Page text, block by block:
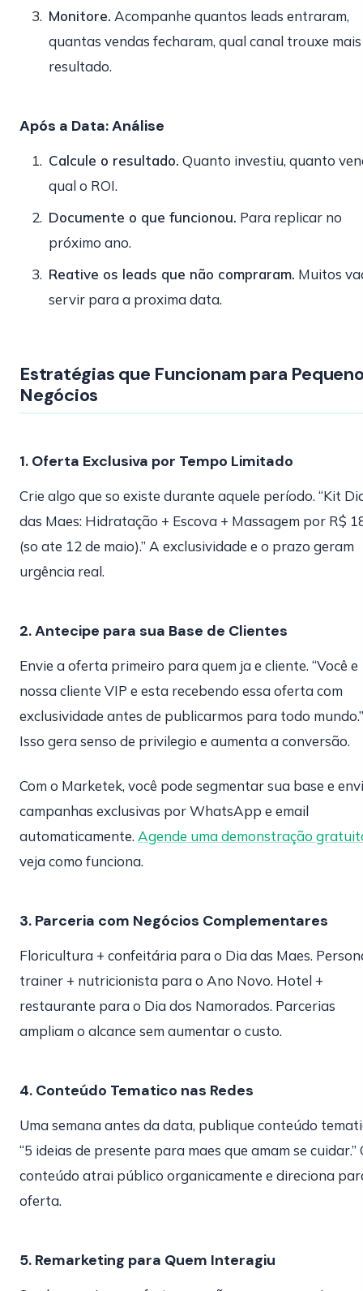
Monitore. Acompanhe quantos leads entraram,
quantas vendas fecharam, qual canal trouxe mais
resultado.
Após a Data: Análise
Calcule o resultado. Quanto investiu, quanto
qual o ROI.
Documente o que funcionou. Para replicar no
próximo ano.
Reative os leads que não compraram. Muitos
servir para a proxima data.
Estratégias que Funcionam para
Negócios
1. Oferta Exclusiva por Tempo Limitado
Crie algo que so existe durante aquele período. “Kit
das Maes: Hidratação + Escova + Massagem por R$
(so ate 12 de maio).” A exclusividade e o prazo geram
urgência real.
2. Antecipe para sua Base de Clientes
Envie a oferta primeiro para quem ja e cliente. “Você e
nossa cliente VIP e esta recebendo essa oferta com
exclusividade antes de publicarmos para todo mundo.”
Isso gera senso de privilegio e aumenta a conversão.
Com o Marketek, você pode segmentar sua base e
campanhas exclusivas por WhatsApp e email
automaticamente. Agende uma demonstração
veja como funciona.
3. Parceria com Negócios Complementares
Floricultura + confeitária para o Dia das Maes.
trainer + nutricionista para o Ano Novo. Hotel +
restaurante para o Dia dos Namorados. Parcerias
ampliam o alcance sem aumentar o custo.
4. Conteúdo Tematico nas Redes
Uma semana antes da data, publique conteúdo
“5 ideias de presente para maes que amam se cuidar.”
conteúdo atrai público organicamente e direciona
oferta.
5. Remarketing para Quem Interagiu